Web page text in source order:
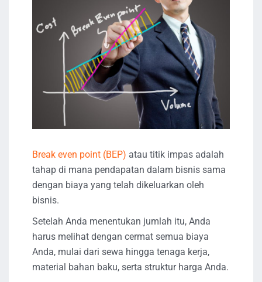
Break even point (BEP) atau titik impas adalah
tahap di mana pendapatan dalam bisnis sama
dengan biaya yang telah dikeluarkan oleh
bisnis.
Setelah Anda menentukan jumlah itu, Anda
harus melihat dengan cermat semua biaya
Anda, mulai dari sewa hingga tenaga kerja,
material bahan baku, serta struktur harga Anda.